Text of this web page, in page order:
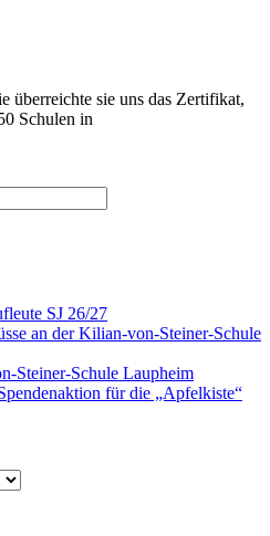
überreichte sie uns das Zertifikat,
Schulen in
SJ 26/27
an der Kilian-von-Steiner-Schule
Steiner-Schule Laupheim
für die „Apfelkiste“